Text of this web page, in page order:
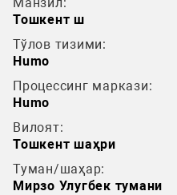
Тошкент ш
Тўлов тизими:
Humo
Процессинг маркази:
Humo
Вилоят:
Тошкент шаҳри
Туман/шаҳар:
Мирзо Улугбек тумани